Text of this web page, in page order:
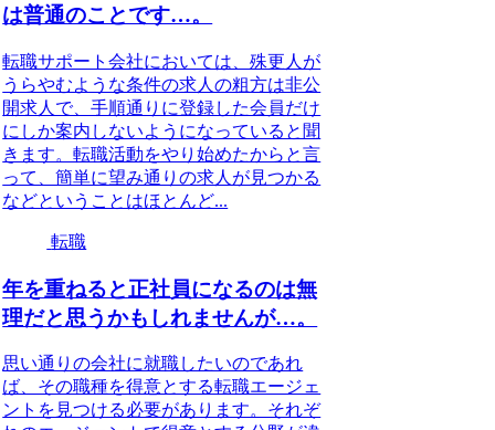
は普通のことです…。
転職サポート会社においては、殊更人が
うらやむような条件の求人の粗方は非公
開求人で、手順通りに登録した会員だけ
にしか案内しないようになっていると聞
きます。転職活動をやり始めたからと言
って、簡単に望み通りの求人が見つかる
などということはほとんど...
転職
年を重ねると正社員になるのは無
理だと思うかもしれませんが…。
思い通りの会社に就職したいのであれ
ば、その職種を得意とする転職エージェ
ントを見つける必要があります。それぞ